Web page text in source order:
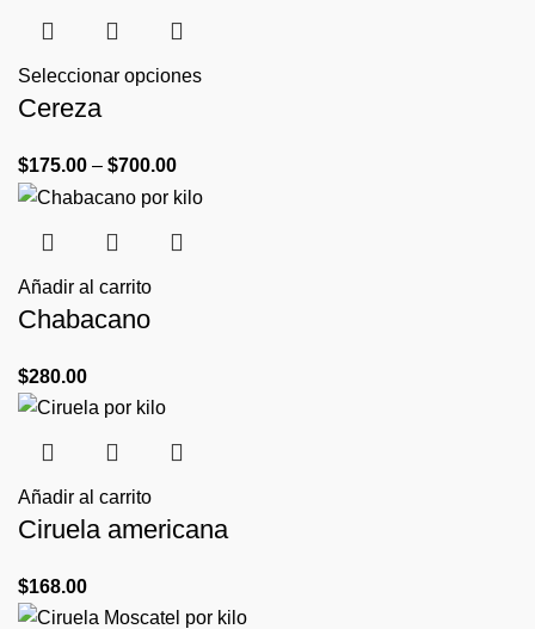
Seleccionar opciones
Cereza
$175.00 – $700.00
Añadir al carrito
Chabacano
$280.00
Añadir al carrito
Ciruela americana
$168.00